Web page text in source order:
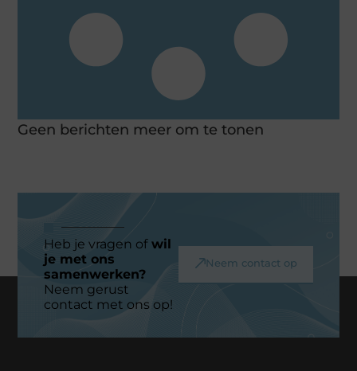
Geen berichten meer om te tonen
Heb je vragen ofwil
je met ons
samenwerken?
Neem gerust
contact met ons op!
Neem contact op